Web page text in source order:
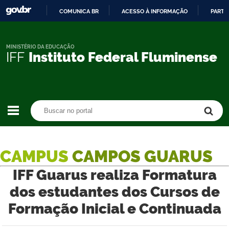
CONTEÚDO
COMUNICA BR ACESSO À INFORMAÇÃO
IFF Instituto Federal Fluminense
MINISTÉRIO DA EDUCAÇÃO
CAMPUS CAMPOS GUARUS
IFF Guarus realiza Formatura
dos estudantes dos Cursos de
Formação Inicial e Continuada